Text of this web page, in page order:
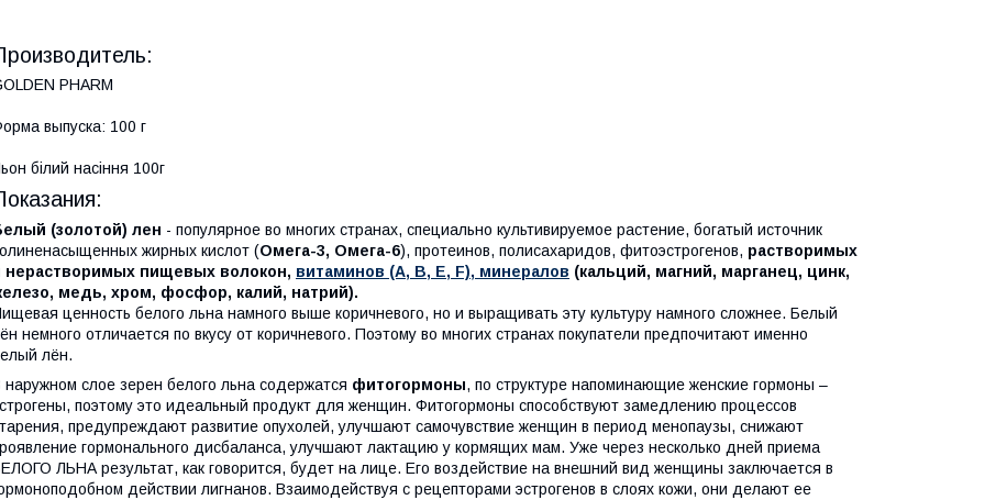
PHARM
выпуска: 100 г
білий насіння 100г
(золотой) лен - популярное во многих странах, специально культивируемое растение, богатый источник
жирных кислот (Омега-3, Омега-6), протеинов, полисахаридов, фитоэстрогенов, растворимых
нерастворимых пищевых волокон, витаминов (А, В, Е, F), минералов (кальций, магний, марганец, цинк,
медь, хром, фосфор, калий, натрий).
ценность белого льна намного выше коричневого, но и выращивать эту культуру намного сложнее. Белый
немного отличается по вкусу от коричневого. Поэтому во многих странах покупатели предпочитают именно
лён.
наружном слое зерен белого льна содержатся фитогормоны, по структуре напоминающие женские гормоны –
поэтому это идеальный продукт для женщин. Фитогормоны способствуют замедлению процессов
предупреждают развитие опухолей, улучшают самочувствие женщин в период менопаузы, снижают
гормонального дисбаланса, улучшают лактацию у кормящих мам. Уже через несколько дней приема
ЛЬНА результат, как говорится, будет на лице. Его воздействие на внешний вид женщины заключается в
действии лигнанов. Взаимодействуя с рецепторами эстрогенов в слоях кожи, они делают ее